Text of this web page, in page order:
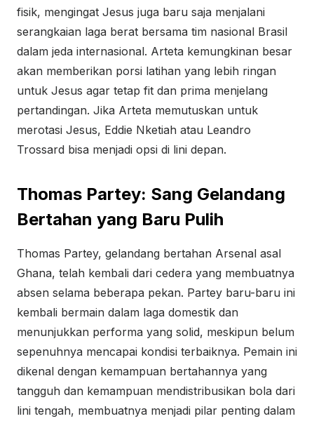
fisik, mengingat Jesus juga baru saja menjalani
serangkaian laga berat bersama tim nasional Brasil
dalam jeda internasional. Arteta kemungkinan besar
akan memberikan porsi latihan yang lebih ringan
untuk Jesus agar tetap fit dan prima menjelang
pertandingan. Jika Arteta memutuskan untuk
merotasi Jesus, Eddie Nketiah atau Leandro
Trossard bisa menjadi opsi di lini depan.
Thomas Partey: Sang Gelandang
Bertahan yang Baru Pulih
Thomas Partey, gelandang bertahan Arsenal asal
Ghana, telah kembali dari cedera yang membuatnya
absen selama beberapa pekan. Partey baru-baru ini
kembali bermain dalam laga domestik dan
menunjukkan performa yang solid, meskipun belum
sepenuhnya mencapai kondisi terbaiknya. Pemain ini
dikenal dengan kemampuan bertahannya yang
tangguh dan kemampuan mendistribusikan bola dari
lini tengah, membuatnya menjadi pilar penting dalam